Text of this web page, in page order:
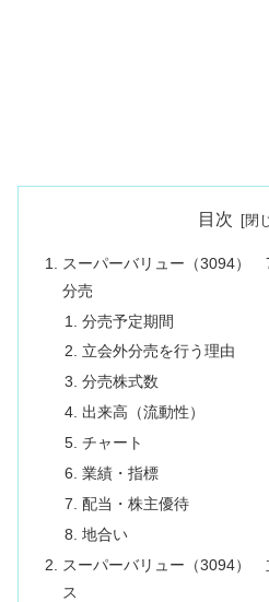
目次
スーパーバリュー（3094
分売
分売予定期間
立会外分売を行う理由
分売株式数
出来高（流動性）
チャート
業績・指標
配当・株主優待
地合い
スーパーバリュー（3094）
ス